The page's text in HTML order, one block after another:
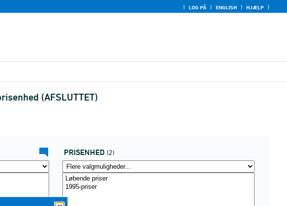
LOG PÅ ENGLISH HJÆLP
(AFSLUTTET)
PRISENHED (2)